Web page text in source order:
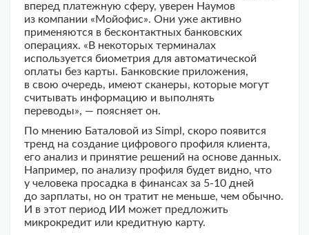
вперед платежную сферу, уверен Наумов
из компании «Мойофис». Они уже активно
применяются в бесконтактных банковских
операциях. «В некоторых терминалах
используется биометрия для автоматической
оплаты без карты. Банковские приложения,
в свою очередь, имеют сканеры, которые могут
считывать информацию и выполнять
переводы», — поясняет он.
По мнению Баталовой из Simpl, скоро появится
тренд на создание цифрового профиля клиента,
его анализ и принятие решений на основе данных.
Например, по анализу профиля будет видно, что
у человека просадка в финансах за 5-10 дней
до зарплаты, но он тратит не меньше, чем обычно.
И в этот период ИИ может предложить
микрокредит или кредитную карту.